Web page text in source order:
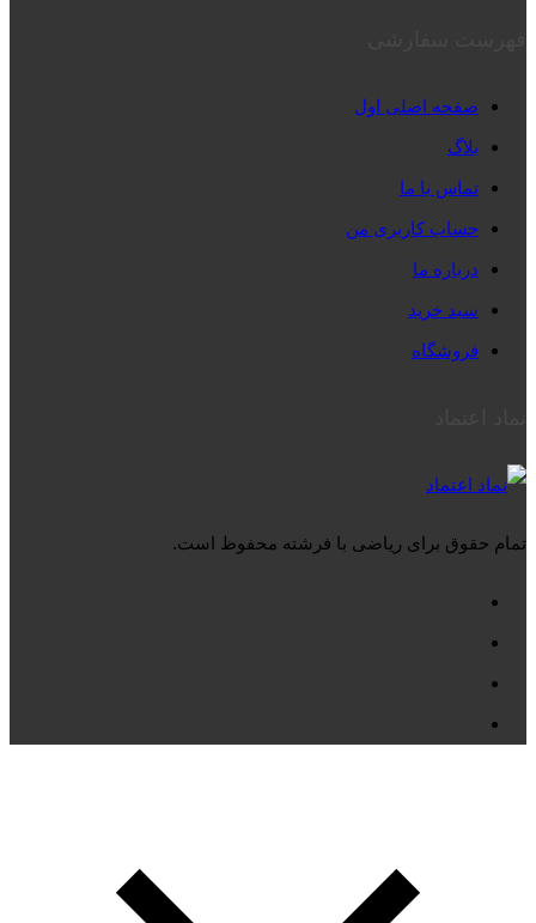
صفحه اصلی اول
بلاگ
تماس با ما
حساب کاربری من
درباره ما
سبد خرید
فروشگاه
تمام حقوق برای ریاضی با فرشته محفوظ است.